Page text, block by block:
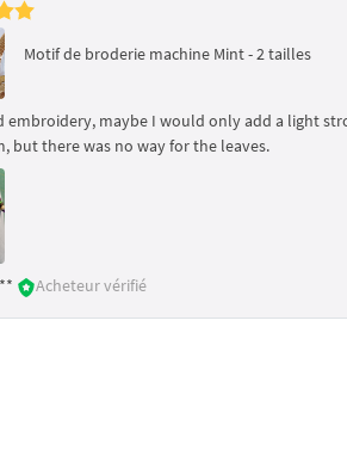
Motif de broderie machine Mint - 2 tailles
embroidery, maybe I would only add a light
but there was no way for the leaves.
Acheteur vérifié